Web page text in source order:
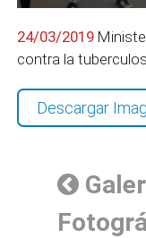
24/03/2019
contra la
Descargar